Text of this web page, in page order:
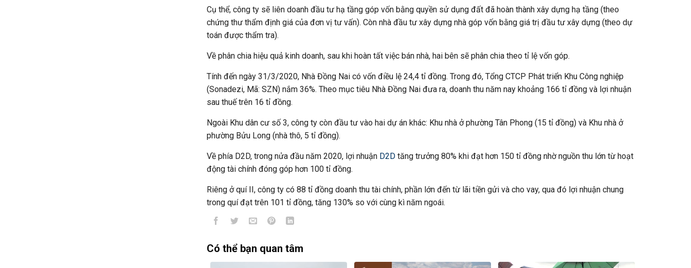
Cụ thể, công ty sẽ liên doanh đầu tư hạ tầng góp vốn bằng quyền sử dụng đất đã hoàn thành xây dựng hạ tầng (theo
chứng thư thẩm định giá của đơn vị tư vấn). Còn nhà đầu tư xây dựng nhà góp vốn bằng giá trị đầu tư xây dựng (theo dự
toán được thẩm tra).
Về phân chia hiệu quả kinh doanh, sau khi hoàn tất việc bán nhà, hai bên sẽ phân chia theo tỉ lệ vốn góp.
Tính đến ngày 31/3/2020, Nhà Đồng Nai có vốn điều lệ 24,4 tỉ đồng. Trong đó, Tổng CTCP Phát triển Khu Công nghiệp
(Sonadezi, Mã: SZN) nắm 36%. Theo mục tiêu Nhà Đồng Nai đưa ra, doanh thu năm nay khoảng 166 tỉ đồng và lợi nhuận
sau thuế trên 16 tỉ đồng.
Ngoài Khu dân cư số 3, công ty còn đầu tư vào hai dự án khác: Khu nhà ở phường Tân Phong (15 tỉ đồng) và Khu nhà ở
phường Bửu Long (nhà thô, 5 tỉ đồng).
Về phía D2D, trong nửa đầu năm 2020, lợi nhuận D2D tăng trưởng 80% khi đạt hơn 150 tỉ đồng nhờ nguồn thu lớn từ hoạt
động tài chính đóng góp hơn 100 tỉ đồng.
Riêng ở quí II, công ty có 88 tỉ đồng doanh thu tài chính, phần lớn đến từ lãi tiền gửi và cho vay, qua đó lợi nhuận chung
trong quí đạt trên 101 tỉ đồng, tăng 130% so với cùng kì năm ngoái.
Có thể bạn quan tâm